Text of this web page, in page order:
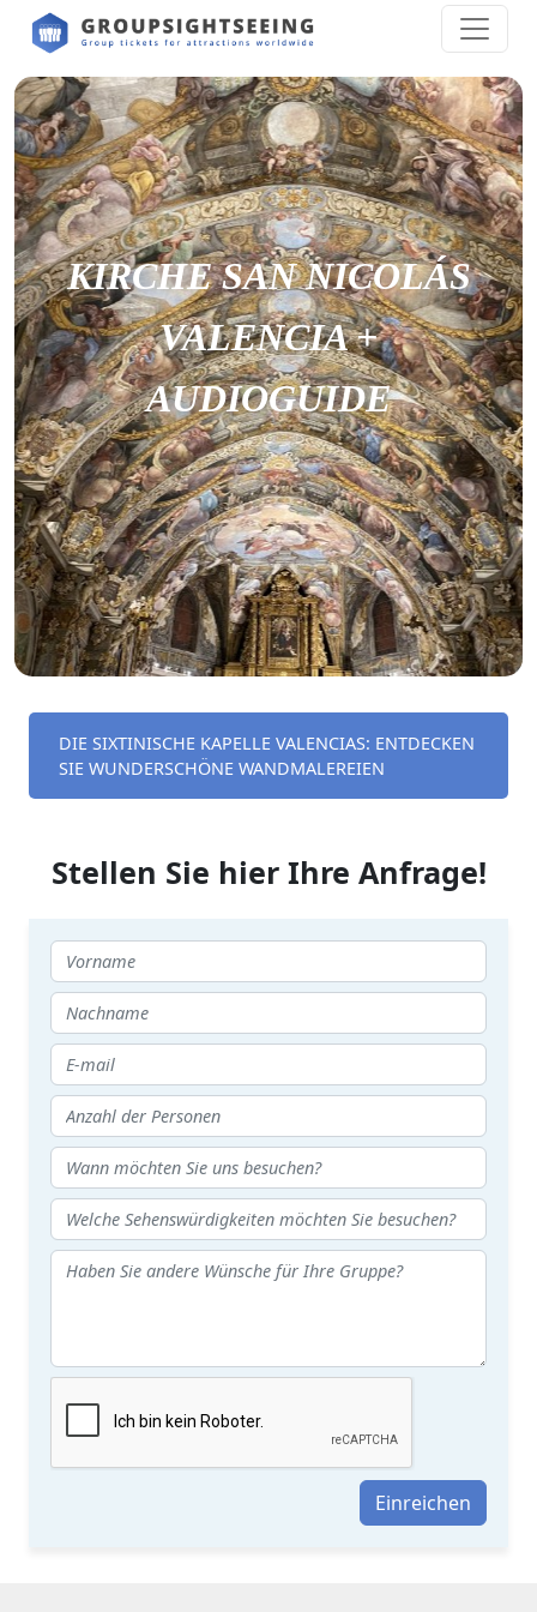
KIRCHE SAN NICOLÁS
VALENCIA +
AUDIOGUIDE
DIE SIXTINISCHE KAPELLE VALENCIAS: ENTDECKEN
SIE WUNDERSCHÖNE WANDMALEREIEN
Stellen Sie hier Ihre Anfrage!
Einreichen